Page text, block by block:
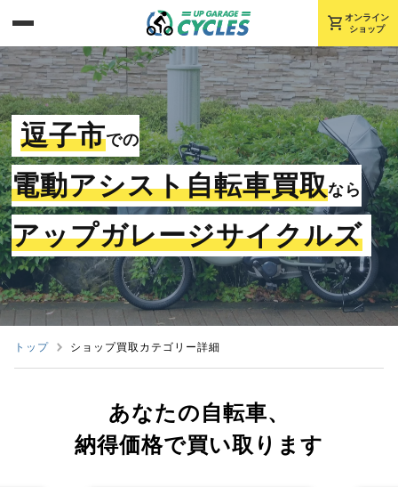
shopping_cart オンライン
ショップ
逗子市での
電動アシスト自転車買取なら
アップガレージサイクルズ
トップ ショップ買取カテゴリー詳細
あなたの自転車、
納得価格で買い取ります